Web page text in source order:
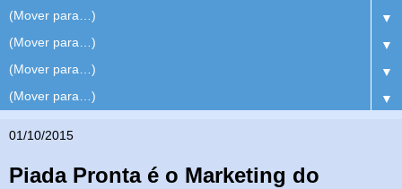
▼
▼
▼
▼
01/10/2015
Piada Pronta é o Marketing do